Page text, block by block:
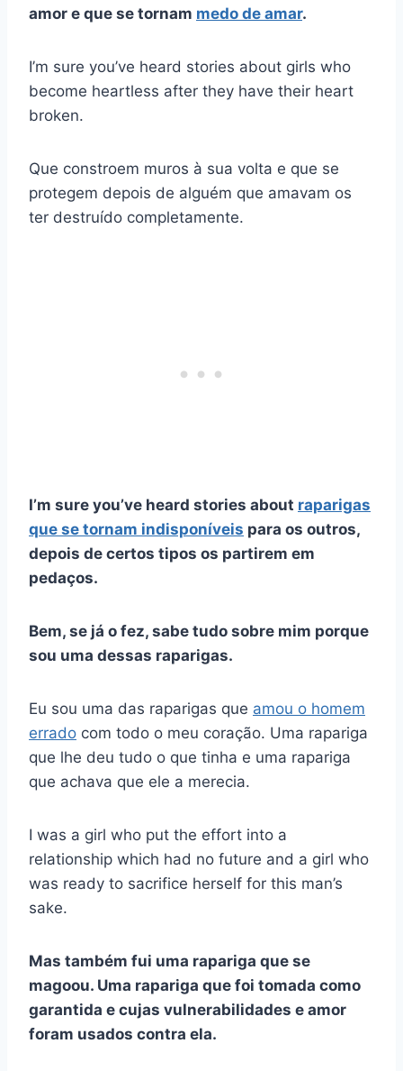
amor e que se tornam medo de amar.
I’m sure you’ve heard stories about girls who
become heartless after they have their heart
broken.
Que constroem muros à sua volta e que se
protegem depois de alguém que amavam os
ter destruído completamente.
I’m sure you’ve heard stories about raparigas
que se tornam indisponíveis para os outros,
depois de certos tipos os partirem em
pedaços.
Bem, se já o fez, sabe tudo sobre mim porque
sou uma dessas raparigas.
Eu sou uma das raparigas que amou o homem
errado com todo o meu coração. Uma rapariga
que lhe deu tudo o que tinha e uma rapariga
que achava que ele a merecia.
I was a girl who put the effort into a
relationship which had no future and a girl who
was ready to sacrifice herself for this man’s
sake.
Mas também fui uma rapariga que se
magoou. Uma rapariga que foi tomada como
garantida e cujas vulnerabilidades e amor
foram usados contra ela.